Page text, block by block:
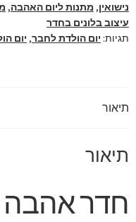
נישואין, מתנות ליום האהבה,
עיצוב בלונים בחדר
תגיות: יום הולדת לחבר, יום
תיאור
תיאור
חדר אהבה